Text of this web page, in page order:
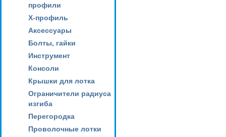
профили
X-профиль
Аксессуары
Болты, гайки
Инструмент
Консоли
Крышки для лотка
Ограничители радиуса
изгиба
Перегородка
Проволочные лотки